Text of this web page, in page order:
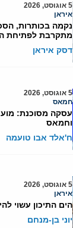
5 אוגוסט, 2026
איראן
נקמה בכותרות,
מתקרבת לפתיחת
דסק איראן
5 אוגוסט, 2026
חמאס
עסקה מסוכנת:
וחמאס
ח'אלד אבו טועמה
5 אוגוסט, 2026
איראן
הים התיכון עשוי
יוני בן-מנחם